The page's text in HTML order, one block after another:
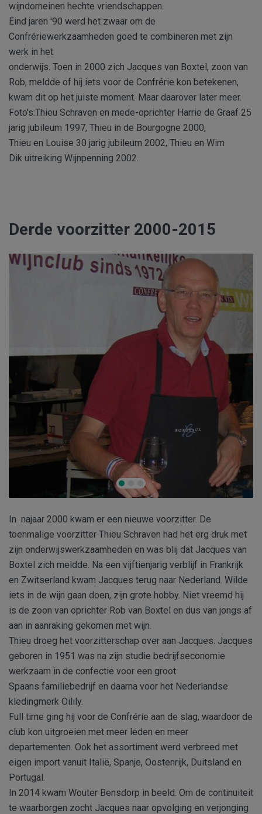
wijndomeinen hechte vriendschappen.
Eind jaren '90 werd het zwaar om de
Confrériewerkzaamheden goed te combineren met zijn
werk in het
onderwijs. Toen in 2000 zich Jacques van Boxtel, zoon van
Rob, meldde of hij iets voor de Confrérie kon betekenen,
kwam dit op het juiste moment. Maar daarover later meer.
Foto's:Thieu Schraven en mede-oprichter Harrie de Graaf 25
jarig jubileum 1997, Thieu in de Bourgogne 2000,
Thieu en Louise 30 jarig jubileum 2002, Thieu en Wim
Dik uitreiking Wijnpenning 2002.
Derde voorzitter 2000-2015
In najaar 2000 kwam er een nieuwe voorzitter. De
toenmalige voorzitter Thieu Schraven had het erg druk met
zijn onderwijswerkzaamheden en was blij dat Jacques van
Boxtel zich meldde. Na een vijftienjarig verblijf in Frankrijk
en Zwitserland kwam Jacques terug naar Nederland. Wilde
iets in de wijn gaan doen, zijn grote hobby. Niet vreemd hij
is de zoon van oprichter Rob van Boxtel en dus van jongs af
aan in aanraking gekomen met wijn.
Thieu droeg het voorzitterschap over aan Jacques. Jacques
geboren in 1951 was na zijn studie bedrijfseconomie
werkzaam in de confectie voor een groot
Spaans familiebedrijf en daarna voor het Nederlandse
kledingmerk Oilily.
Full time ging hij voor de Confrérie aan de slag, waardoor de
club kon uitgroeien met meer leden en meer
departementen. Ook het assortiment werd verbreed met
eigen import vanuit Italië, Spanje, Oostenrijk, Duitsland en
Portugal.
In 2014 kwam Wouter Bensdorp in beeld. Om de continuiteit
te waarborgen zocht Jacques naar opvolging en verjonging